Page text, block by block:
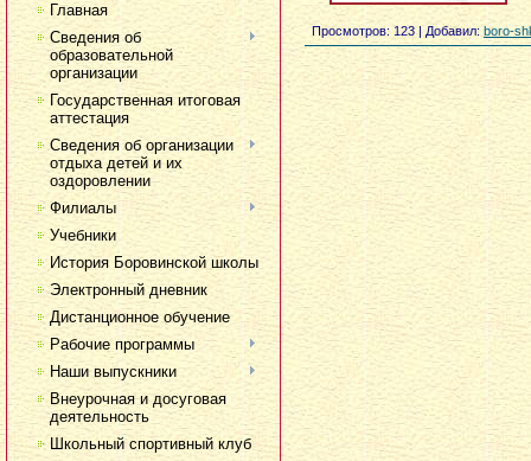
Главная
Сведения об
образовательной
организации
Государственная итоговая
аттестация
Сведения об организации
отдыха детей и их
оздоровлении
Филиалы
Учебники
История Боровинской школы
Электронный дневник
Дистанционное обучение
Рабочие программы
Наши выпускники
Внеурочная и досуговая
деятельность
Школьный спортивный клуб
Просмотров: 123 |Добавил: boro-